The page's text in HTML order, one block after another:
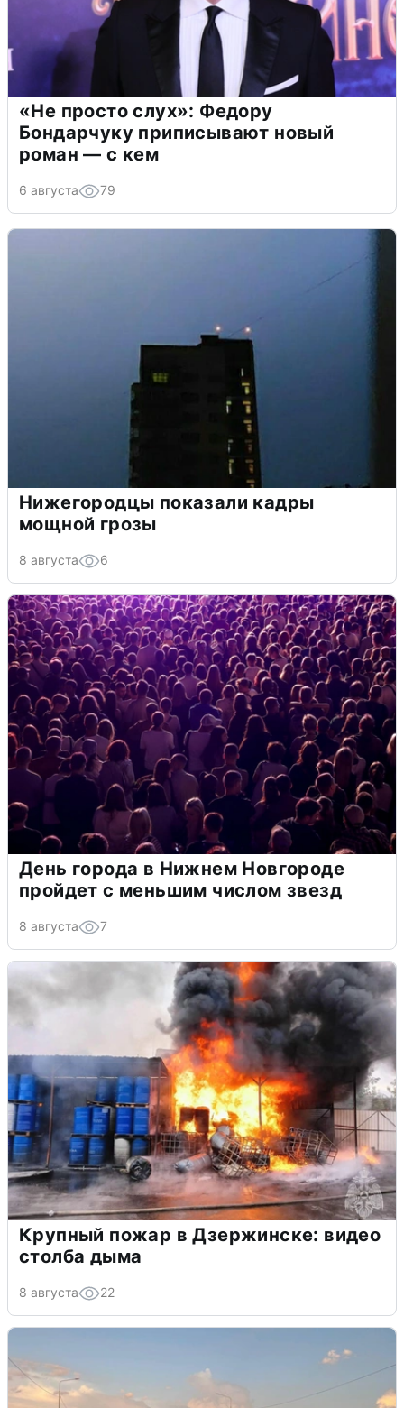
«Не просто слух»: Федору
Бондарчуку приписывают новый
роман — с кем
6 августа 79
Нижегородцы показали кадры
мощной грозы
8 августа 6
День города в Нижнем Новгороде
пройдет с меньшим числом звезд
8 августа 7
Крупный пожар в Дзержинске: видео
столба дыма
8 августа 22